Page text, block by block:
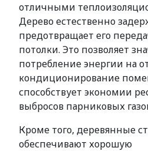
отличными
Дерево естественно
предотвращает его
потолки. Это позволяет
потребление энергии на
кондиционирование
способствует экономии
выбросов парниковых
Кроме того, деревянные
обеспечивают хорошую